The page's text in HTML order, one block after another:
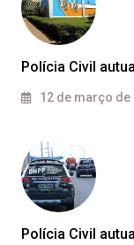
Polícia Civil
12 de março de
Polícia Civil